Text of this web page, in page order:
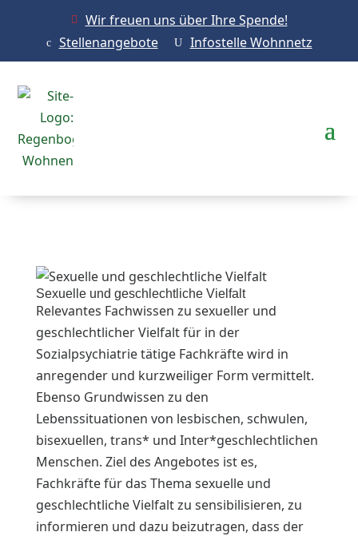
 Wir freuen uns über Ihre Spende!
c Stellenangebote U Infostelle Wohnnetz
Sexuelle und geschlechtliche Vielfalt
Relevantes Fachwissen zu sexueller und
geschlechtlicher Vielfalt für in der
Sozialpsychiatrie tätige Fachkräfte wird in
anregender und kurzweiliger Form vermittelt.
Ebenso Grundwissen zu den
Lebenssituationen von lesbischen, schwulen,
bisexuellen, trans* und Inter*geschlechtlichen
Menschen. Ziel des Angebotes ist es,
Fachkräfte für das Thema sexuelle und
geschlechtliche Vielfalt zu sensibilisieren, zu
informieren und dazu beizutragen, dass der